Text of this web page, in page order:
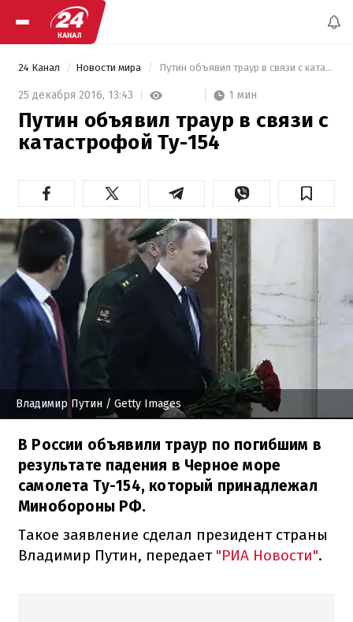
24 Канал Новости мира Путин объявил траур в связи с катастрофой Ту-154
25 декабря 2016, 13:43 1 мин
Путин объявил траур в связи с
катастрофой Ту-154
Владимир Путин / Getty Images
В России объявили траур по погибшим в
результате падения в Черное море
самолета Ту-154, который принадлежал
Минобороны РФ.
Такое заявление сделал президент страны
Владимир Путин, передает"РИА Новости".